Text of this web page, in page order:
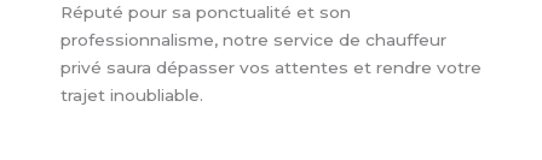
Réputé pour sa ponctualité et son
professionnalisme, notre service de chauffeur
privé saura dépasser vos attentes et rendre votre
trajet inoubliable.